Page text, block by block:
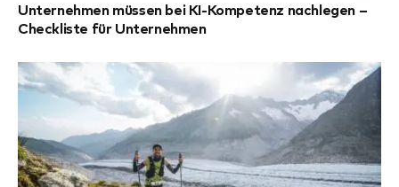
Unternehmen müssen bei KI-Kompetenz nachlegen –
Checkliste für Unternehmen